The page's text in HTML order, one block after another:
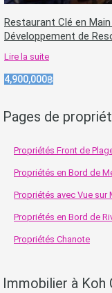
Restaurant Clé en
Développement de
Lire la suite
4,900,000฿
Pages de
Propriétés Front de
Propriétés en Bord de
Propriétés avec Vue sur
Propriétés en Bord de
Propriétés Chanote
Immobilier à Koh